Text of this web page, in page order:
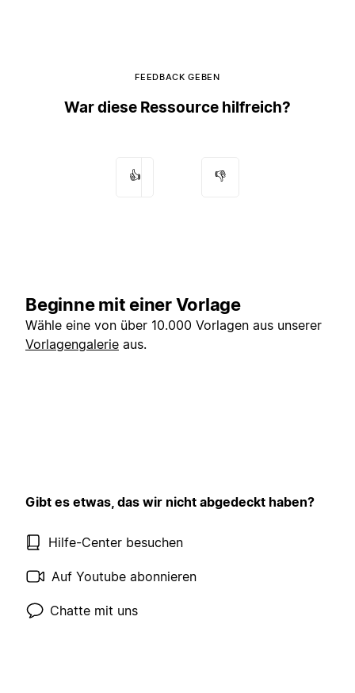
FEEDBACK GEBEN
War diese Ressource hilfreich?
👍 👎
Beginne mit einer Vorlage
Wähle eine von über 10.000 Vorlagen aus unserer
Vorlagengalerie aus.
Gibt es etwas, das wir nicht abgedeckt haben?
Hilfe-Center besuchen
Auf Youtube abonnieren
Chatte mit uns